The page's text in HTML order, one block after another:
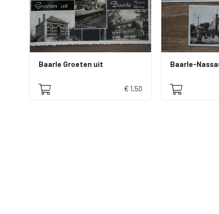
Baarle Groeten uit
€ 1,50
Baarle-